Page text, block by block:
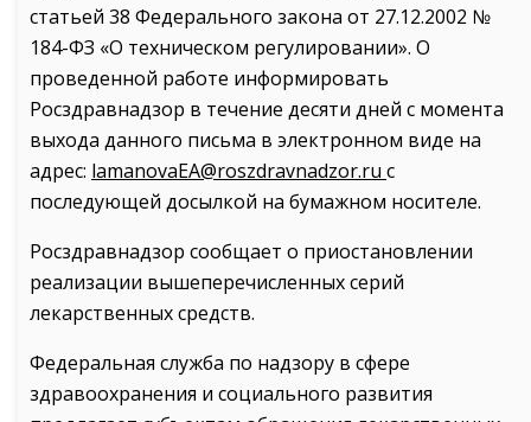
статьей 38 Федерального закона от 27.12.2002 №
184-ФЗ «О техническом регулировании». О
проведенной работе информировать
Росздравнадзор в течение десяти дней с момента
выхода данного письма в электронном виде на
адрес: lamanovaEA@roszdravnadzor.ru с
последующей досылкой на бумажном носителе.
Росздравнадзор сообщает о приостановлении
реализации вышеперечисленных серий
лекарственных средств.
Федеральная служба по надзору в сфере
здравоохранения и социального развития